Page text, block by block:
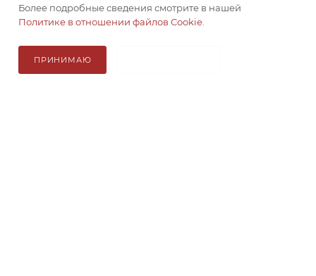
КОМПАНИЯ
Более подробные сведения смотрите в нашей
Политике в отношении файлов Cookie
ПРИНИМАЮ